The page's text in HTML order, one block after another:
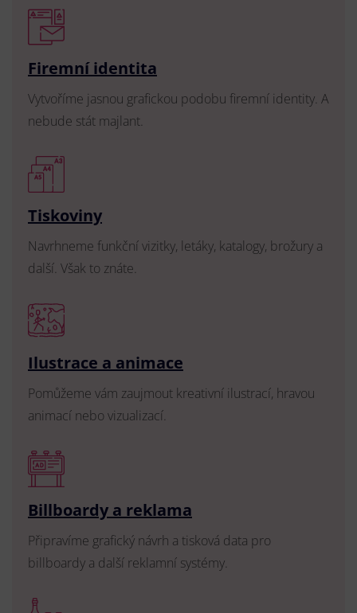
Firemní identita
Vytvoříme jasnou grafickou podobu firemní identity. A
nebude stát majlant.
Tiskoviny
Navrhneme funkční vizitky, letáky, katalogy, brožury a
další. Však to znáte.
Ilustrace a animace
Pomůžeme vám zaujmout kreativní ilustrací, hravou
animací nebo vizualizací.
Billboardy a reklama
Připravíme grafický návrh a tisková data pro
billboardy a další reklamní systémy.